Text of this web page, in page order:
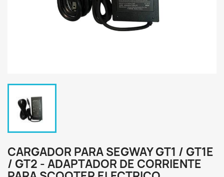
CARGADOR PARA SEGWAY GT1 / GT1E
/ GT2 - ADAPTADOR DE CORRIENTE